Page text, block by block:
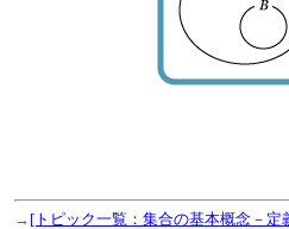
→ [トピック一覧：集合の基本概念－定